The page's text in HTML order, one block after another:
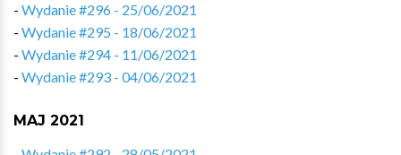
- Wydanie #296 - 25/06/2021
- Wydanie #295 - 18/06/2021
- Wydanie #294 - 11/06/2021
- Wydanie #293 - 04/06/2021
MAJ 2021